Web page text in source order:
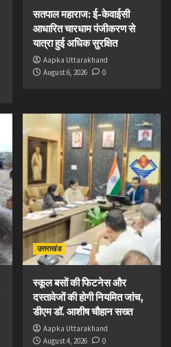
सतपाल महाराज: ई-केवाईसी
आधारित चारधाम पंजीकरण से
यात्रा हुई अधिक सुरक्षित
Aapka Uttarakhand
August 6, 2026
0
उत्तराखंड
स्कूल बसों की फिटनेस और
दस्तावेजों की होगी नियमित जांच,
डीएम डॉ. आशीष चौहान सख्त
Aapka Uttarakhand
August 4, 2026
0